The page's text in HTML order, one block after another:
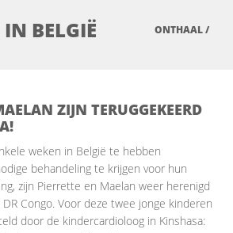
ONTHAAL/
BELGIË
ZIJN TERUGGEKEERD
weken in België te hebben
behandeling te krijgen voor hun
zijn Pierrette en Maelan weer herenigd
Congo. Voor deze twee jonge kinderen
door de kindercardioloog in Kinshasa: